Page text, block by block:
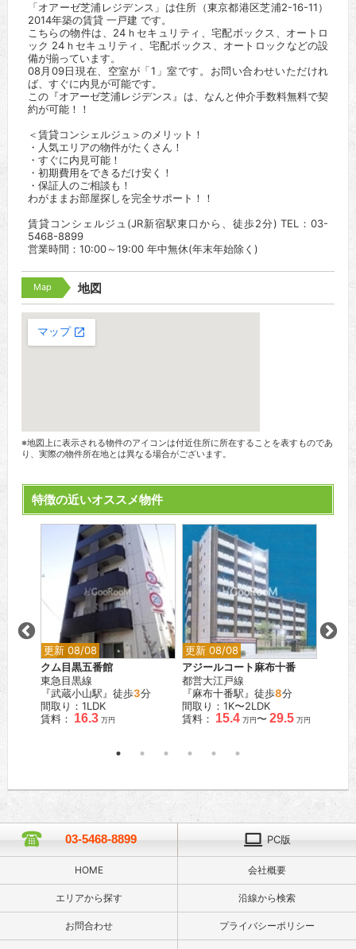
「オアーゼ芝浦レジデンス」は住所（東京都港区芝浦2-16-11）
2014年築の賃貸 一戸建 です。
こちらの物件は、24ｈセキュリティ、宅配ボックス、オートロ
ック 24ｈセキュリティ、宅配ボックス、オートロックなどの設
備が揃っています。
08月09日現在、空室が「1」室です。お問い合わせいただけれ
ば、すぐに内見が可能です。
この『オアーゼ芝浦レジデンス』は、なんと仲介手数料無料で契
約が可能！！
＜賃貸コンシェルジュ＞のメリット！
・人気エリアの物件がたくさん！
・すぐに内見可能！
・初期費用をできるだけ安く！
・保証人のご相談も！
わがままお部屋探しを完全サポート！！
賃貸コンシェルジュ(JR新宿駅東口から、徒歩2分) TEL：03-
5468-8899
営業時間：10:00～19:00 年中無休(年末年始除く)
Map 地図
※地図上に表示される物件のアイコンは付近住所に所在することを表すものであ
り、実際の物件所在地とは異なる場合がございます。
特徴の近いオススメ物件
更新 08/08
クム目黒五番館
東急目黒線
『武蔵小山駅』徒歩3分
間取り：1LDK
賃料： 16.3 万円
更新 08/08
アジールコート麻布十番
都営大江戸線
『麻布十番駅』徒歩8分
間取り：1K〜2LDK
賃料： 15.4 万円〜 29.5 万円
更新
賃料：
03-5468-8899 PC版
HOME 会社概要
エリアから探す 沿線から検索
お問合わせ プライバシーポリシー